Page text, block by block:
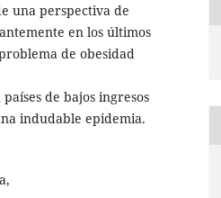
una perspectiva de
en los últimos
de obesidad
de bajos ingresos
indudable epidemia.